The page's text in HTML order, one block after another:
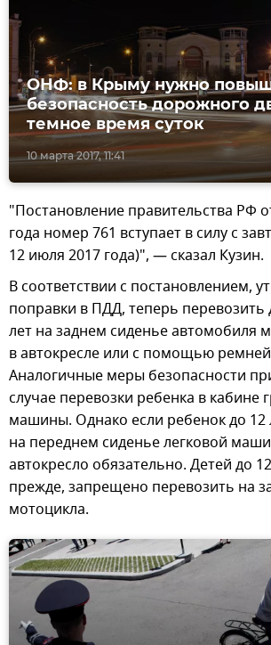
10 марта 2017, 11:41
ОНФ: в Крыму нужно
безопасность дорожного
темное время суток
"Постановление правительства РФ
года номер 761 вступает в силу с
12 июля 2017 года)", — сказал Кузин.
В соответствии с постановлением,
поправки в ПДД, теперь перевозить
лет на заднем сиденье автомобиля
в автокресле или с помощью
Аналогичные меры безопасности
случае перевозки ребенка в кабине
машины. Однако если ребенок до 12
на переднем сиденье легковой
автокресло обязательно. Детей до
прежде, запрещено перевозить на
мотоцикла.